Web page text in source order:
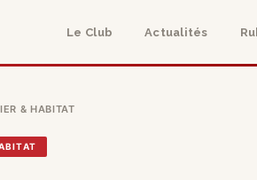
Le Club Actualités
& HABITAT